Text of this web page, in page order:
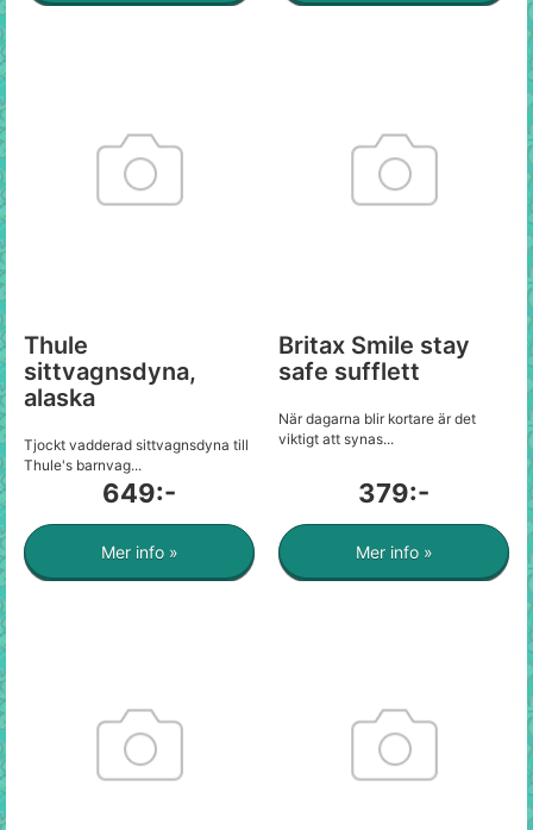
Thule
sittvagnsdyna,
alaska
Tjockt vadderad sittvagnsdyna till
Thule's barnvag...
649:-
Mer info »
Britax Smile stay
safe sufflett
När dagarna blir kortare är det
viktigt att synas...
379:-
Mer info »